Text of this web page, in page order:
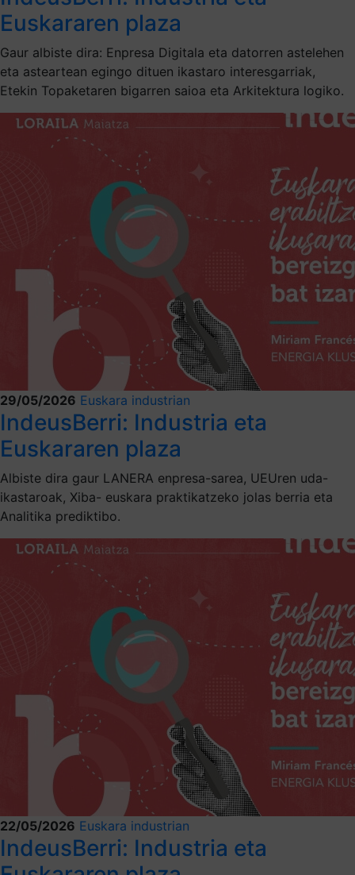
Euskararen plaza
Gaur albiste dira: Enpresa Digitala eta datorren astelehen
eta asteartean egingo dituen ikastaro interesgarriak,
Etekin Topaketaren bigarren saioa eta Arkitektura logiko.
29/05/2026 Euskara industrian
IndeusBerri: Industria eta
Euskararen plaza
Albiste dira gaur LANERA enpresa-sarea, UEUren uda-
ikastaroak, Xiba- euskara praktikatzeko jolas berria eta
Analitika prediktibo.
22/05/2026 Euskara industrian
IndeusBerri: Industria eta